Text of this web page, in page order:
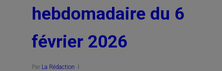
hebdomadaire du 6
février 2026
Par La Rédaction